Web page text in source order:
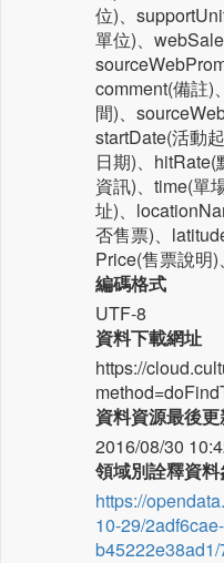
位)、
單位)、
comment(備註)
間)、
startDate(活動
日期)、
資訊)、time(單
址)、
否售票)、
Price(售票說明
編碼格式
UTF-8
資料下載網址
https://
資料資源最後
2016/08/30
領域別詮釋資
https://
10-29/